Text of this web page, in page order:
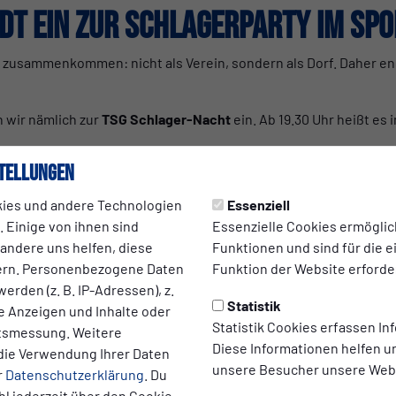
und andere Technologien
von ihnen sind
uns helfen, diese
Personenbezogene Daten
(z. B. IP-Adressen), z.
Anzeigen und Inhalte oder
Weitere
Verwendung Ihrer Daten
Datenschutzerklärung . Du
Essenziell
Essenzielle Cookies
Funktionen und sind für die
Funktion der Website
Statistik
Statistik Cookies erfassen
Diese Informationen helfen
unsere Besucher unsere
ein zur Schlagerparty im
nicht als Verein, sondern als Dorf. Daher
wir nämlich zurTSG Schlager-Nachtein. Ab 19.30 Uhr heißt es
alle willkommen, die einfach Lust auf Schlager, Tanzen und
weit fahren zu müssen. Ohne viel TammTamm: einfach
Bei Partyatmosphäre.
Mischung – von Klassikern zum Mitsingen bis zu aktuellen
bereit. Der Eintritt ist frei. Gefeiert wird gemeinsam.
im TSG Sportlertreff.